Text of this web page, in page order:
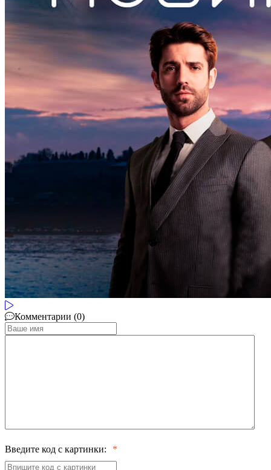
Комментарии (0)
Введите код с картинки: